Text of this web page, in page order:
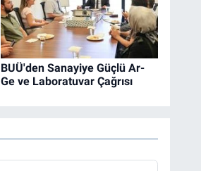
BUÜ'den Sanayiye Güçlü Ar-
Ge ve Laboratuvar Çağrısı